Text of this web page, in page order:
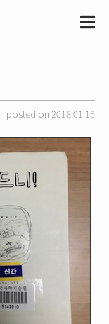
posted on 2018.01.15